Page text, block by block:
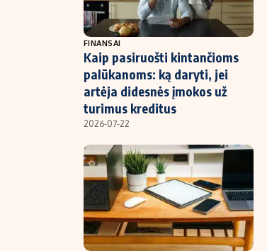
FINANSAI
Kaip pasiruošti kintančioms
palūkanoms: ką daryti, jei
artėja didesnės įmokos už
turimus kreditus
2026-07-22